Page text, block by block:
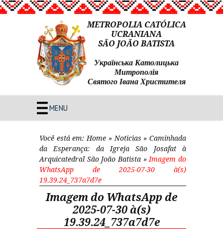
METROPOLIA CATÓLICA
UCRANIANA
SÃO JOÃO BATISTA
Українська Католицька
Митрополія
Святого Івана Христителя
MENU
Você está em: Home » Noticias »Caminhada
da Esperança: da Igreja São Josafat à
Arquicatedral São João Batista » Imagem do
WhatsApp de 2025-07-30 à(s)
19.39.24_737a7d7e
Imagem do WhatsApp de
2025-07-30 à(s)
19.39.24_737a7d7e